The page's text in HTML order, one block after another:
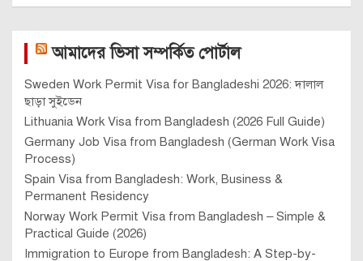
আমাদের ভিসা সম্পর্কিত পোর্টাল
Sweden Work Permit Visa for Bangladeshi 2026: দালাল
ছাড়া সুইডেন
Lithuania Work Visa from Bangladesh (2026 Full Guide)
Germany Job Visa from Bangladesh (German Work Visa
Process)
Spain Visa from Bangladesh: Work, Business &
Permanent Residency
Norway Work Permit Visa from Bangladesh – Simple &
Practical Guide (2026)
Immigration to Europe from Bangladesh: A Step-by-